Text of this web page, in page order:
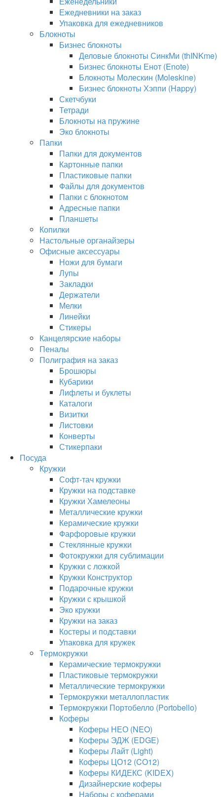
Ежедневники на заказ
Упаковка для ежедневников
Блокноты
Бизнес блокноты
Деловые блокноты СинкМи (thINKme)
Бизнес блокноты Енот (Enote)
Блокноты Молескин (Moleskine)
Бизнес блокноты Хэппи (Happy)
Скетчбуки
Тетради
Блокноты на пружине
Эко блокноты
Папки
Папки для документов
Картонные папки
Пластиковые папки
Файлы для документов
Папки с блокнотом
Адресные папки
Планшеты
Копилки
Настольные органайзеры
Офисные аксессуары
Ножи для бумаги
Лупы
Закладки
Держатели
Мелки
Линейки
Стикеры
Канцелярские наборы
Пеналы
Полиграфия на заказ
Брошюры
Кубарики
Лифлеты и буклеты
Каталоги
Визитки
Листовки
Конверты
Стикерпаки
Посуда
Кружки
Софт-тач кружки
Кружки на подставке
Кружки Хамелеоны
Металлические кружки
Керамические кружки
Фарфоровые кружки
Стеклянные кружки
Фотокружки для сублимации
Кружки с ложкой
Кружки Конструктор
Подарочные кружки
Кружки с крышкой
Эко кружки
Кружки на заказ
Костеры и подставки
Упаковка для кружек
Термокружки
Керамические термокружки
Пластиковые термокружки
Металлические термокружки
Термокружки металлопластик
Термокружки Портобелло (Portobello)
Коферы
Коферы НЕО (NEO)
Коферы ЭДЖ (EDGE)
Коферы Лайт (Light)
Коферы ЦО12 (CO12)
Коферы КИДЕКС (KIDEX)
Дизайнерские коферы
Наборы с коферами